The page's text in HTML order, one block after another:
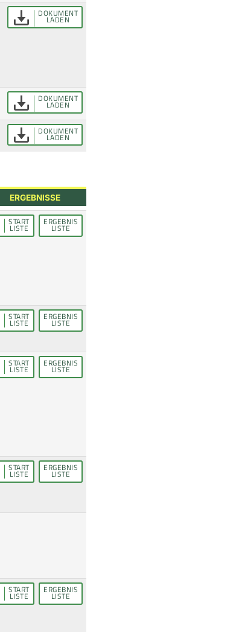
DOKUMENT
LADEN
DOKUMENT
LADEN
DOKUMENT
LADEN
ERGEBNISSE
START
LISTE
ERGEBNIS
LISTE
START
LISTE
ERGEBNIS
LISTE
START
LISTE
ERGEBNIS
LISTE
START
LISTE
ERGEBNIS
LISTE
START
LISTE
ERGEBNIS
LISTE